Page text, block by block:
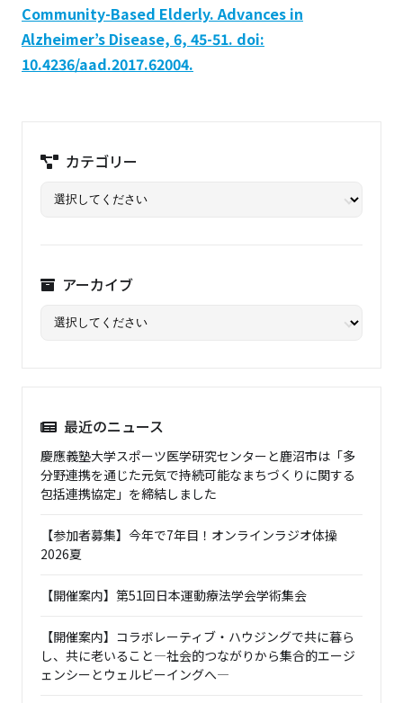
Community-Based Elderly. Advances in
Alzheimer’s Disease, 6, 45-51. doi:
10.4236/aad.2017.62004.
カテゴリー
アーカイブ
最近のニュース
慶應義塾大学スポーツ医学研究センターと鹿沼市は「多
分野連携を通じた元気で持続可能なまちづくりに関する
包括連携協定」を締結しました
【参加者募集】今年で7年目！オンラインラジオ体操
2026夏
【開催案内】第51回日本運動療法学会学術集会
【開催案内】コラボレーティブ・ハウジングで共に暮ら
し、共に老いること―社会的つながりから集合的エージ
ェンシーとウェルビーイングへ―